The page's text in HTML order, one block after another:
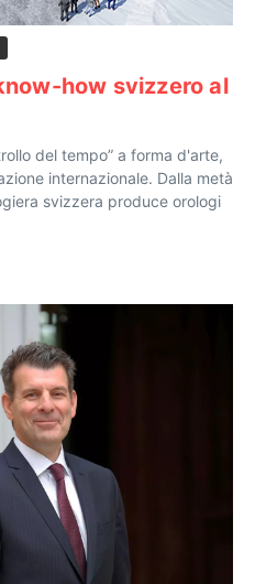
how svizzero al
del tempo” a forma d'arte,
internazionale. Dalla metà
svizzera produce orologi